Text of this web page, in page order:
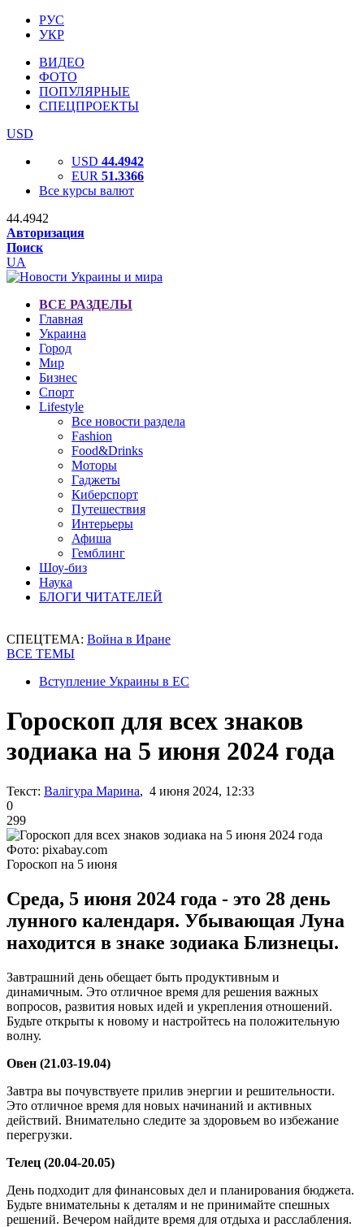
РУС
УКР
ВИДЕО
ФОТО
ПОПУЛЯРНЫЕ
СПЕЦПРОЕКТЫ
USD
USD 44.4942
EUR 51.3366
Все курсы валют
44.4942
Авторизация
Поиск
UA
ВСЕ РАЗДЕЛЫ
Главная
Украина
Город
Мир
Бизнес
Спорт
Lifestyle
Все новости раздела
Fashion
Food&Drinks
Моторы
Гаджеты
Киберспорт
Путешествия
Интерьеры
Афиша
Гемблинг
Шоу-биз
Наука
БЛОГИ ЧИТАТЕЛЕЙ
СПЕЦТЕМА: Война в Иране
ВСЕ ТЕМЫ
Вступление Украины в ЕС
Гороскоп для всех знаков
зодиака на 5 июня 2024 года
Текст: Валігура Марина, 4 июня 2024, 12:33
0
299
Фото: pixabay.com
Гороскоп на 5 июня
Среда, 5 июня 2024 года - это 28 день
лунного календаря. Убывающая Луна
находится в знаке зодиака Близнецы.
Завтрашний день обещает быть продуктивным и
динамичным. Это отличное время для решения важных
вопросов, развития новых идей и укрепления отношений.
Будьте открыты к новому и настройтесь на положительную
волну.
Овен (21.03-19.04)
Завтра вы почувствуете прилив энергии и решительности.
Это отличное время для новых начинаний и активных
действий. Внимательно следите за здоровьем во избежание
перегрузки.
Телец (20.04-20.05)
День подходит для финансовых дел и планирования бюджета.
Будьте внимательны к деталям и не принимайте спешных
решений. Вечером найдите время для отдыха и расслабления.